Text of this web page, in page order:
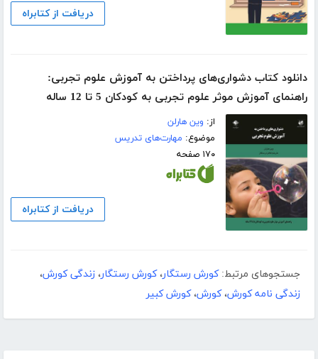
دریافت از کتابراه
دانلود کتاب دشواری‌های پرداختن به آموزش علوم تجربی:
راهنمای آموزش موثر علوم تجربی به کودکان 5 تا 12 ساله
از: وین هارلن
موضوع: مهارت‌های تدریس
۱۷۰ صفحه
دریافت از کتابراه
جستجوهای مرتبط: کورش رستگار،کورش رستگار، زندگی کورش،
زندگی نامه کورش،کورش،کورش کبیر